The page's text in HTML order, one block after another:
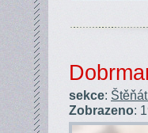
sekce:
Zobrazeno: